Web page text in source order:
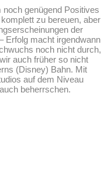
genügend Positives
zu bereuen, aber
der
Erfolg macht irgendwann
noch nicht durch,
auch früher so nicht
(Disney) Bahn. Mit
auf dem Niveau
beherrschen.